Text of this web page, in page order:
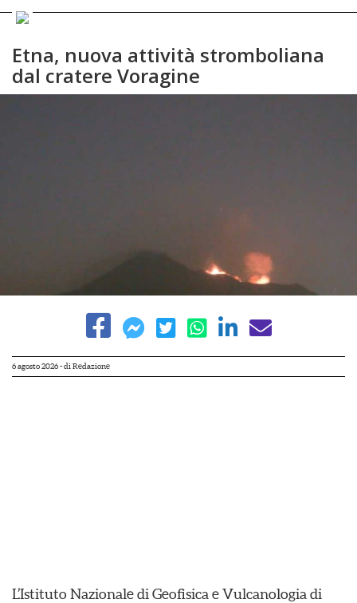
Etna, nuova attività stromboliana
dal cratere Voragine
6 agosto 2026- di Redazione
L’Istituto Nazionale di Geofisica e Vulcanologia di